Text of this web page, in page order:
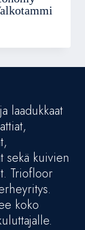
laadukkaat
sekä kuivien
Triofloor
koko